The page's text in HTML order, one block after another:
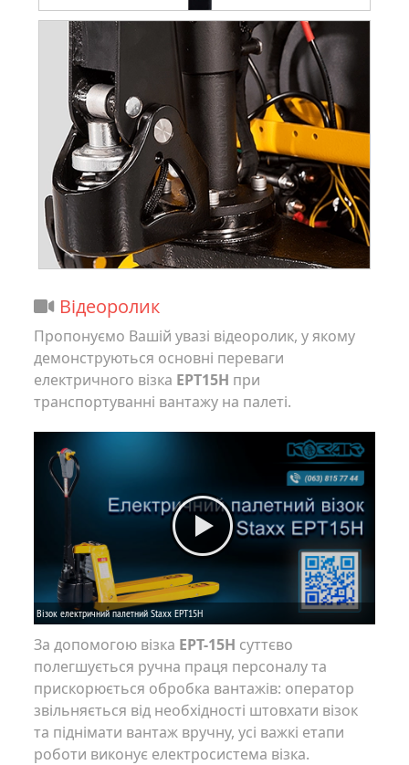
Відеоролик
Пропонуємо Вашій увазі відеоролик, у якому
демонструються основні переваги
електричного візка EPT15H при
транспортуванні вантажу на палеті.
За допомогою візка EPT-15H суттєво
полегшується ручна праця персоналу та
прискорюється обробка вантажів: оператор
звільняється від необхідності штовхати візок
та піднімати вантаж вручну, усі важкі етапи
роботи виконує електросистема візка.